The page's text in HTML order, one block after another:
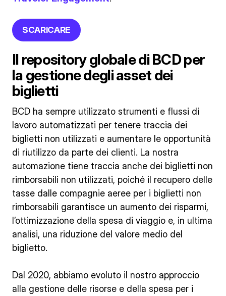
SCARICARE
Il repository globale di BCD per
la gestione degli asset dei
biglietti
BCD ha sempre utilizzato strumenti e flussi di
lavoro automatizzati per tenere traccia dei
biglietti non utilizzati e aumentare le opportunità
di riutilizzo da parte dei clienti. La nostra
automazione tiene traccia anche dei biglietti non
rimborsabili non utilizzati, poiché il recupero delle
tasse dalle compagnie aeree per i biglietti non
rimborsabili garantisce un aumento dei risparmi,
l’ottimizzazione della spesa di viaggio e, in ultima
analisi, una riduzione del valore medio del
biglietto.
Dal 2020, abbiamo evoluto il nostro approccio
alla gestione delle risorse e della spesa per i